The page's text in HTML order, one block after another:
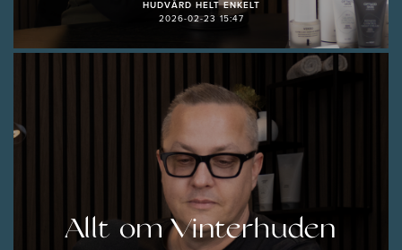
HUDVÅRD HELT ENKELT
2026-02-23 15:47
Allt om Vinterhuden